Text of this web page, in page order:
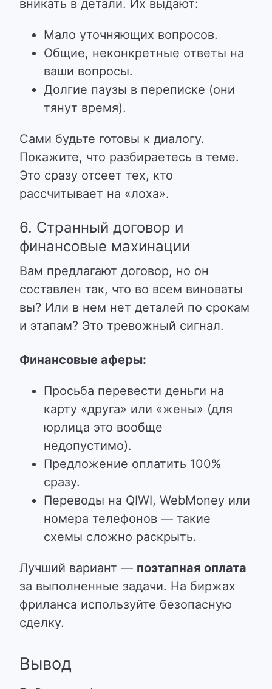
вникать в детали. Их выдают:
Мало уточняющих вопросов.
Общие, неконкретные ответы на
ваши вопросы.
Долгие паузы в переписке (они
тянут время).
Сами будьте готовы к диалогу.
Покажите, что разбираетесь в теме.
Это сразу отсеет тех, кто
рассчитывает на «лоха».
6. Странный договор и
финансовые махинации
Вам предлагают договор, но он
составлен так, что во всем виноваты
вы? Или в нем нет деталей по срокам
и этапам? Это тревожный сигнал.
Финансовые аферы:
Просьба перевести деньги на
карту «друга» или «жены» (для
юрлица это вообще
недопустимо).
Предложение оплатить 100%
сразу.
Переводы на QIWI, WebMoney или
номера телефонов — такие
схемы сложно раскрыть.
Лучший вариант — поэтапная оплата
за выполненные задачи. На биржах
фриланса используйте безопасную
сделку.
Вывод